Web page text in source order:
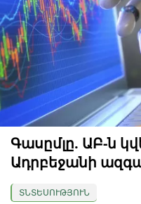
Գասըմլը. ԱԲ-ն
Ադրբեջանի
ՏՆՏԵՍՈՒԹՅՈՒՆ